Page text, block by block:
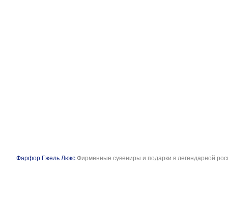
Фарфор Гжель Люкс Фирменные сувениры и подарки в легендарной